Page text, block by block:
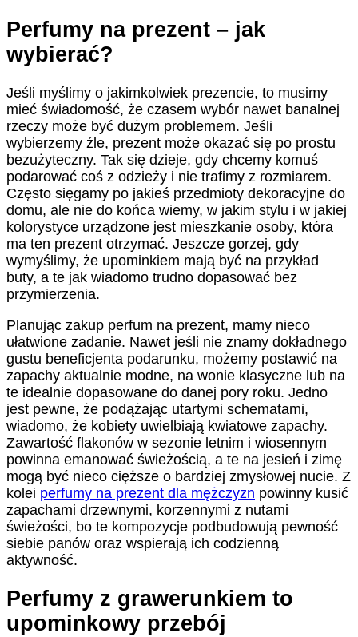
Perfumy na prezent – jak
wybierać?
Jeśli myślimy o jakimkolwiek prezencie, to musimy
mieć świadomość, że czasem wybór nawet banalnej
rzeczy może być dużym problemem. Jeśli
wybierzemy źle, prezent może okazać się po prostu
bezużyteczny. Tak się dzieje, gdy chcemy komuś
podarować coś z odzieży i nie trafimy z rozmiarem.
Często sięgamy po jakieś przedmioty dekoracyjne do
domu, ale nie do końca wiemy, w jakim stylu i w jakiej
kolorystyce urządzone jest mieszkanie osoby, która
ma ten prezent otrzymać. Jeszcze gorzej, gdy
wymyślimy, że upominkiem mają być na przykład
buty, a te jak wiadomo trudno dopasować bez
przymierzenia.
Planując zakup perfum na prezent, mamy nieco
ułatwione zadanie. Nawet jeśli nie znamy dokładnego
gustu beneficjenta podarunku, możemy postawić na
zapachy aktualnie modne, na wonie klasyczne lub na
te idealnie dopasowane do danej pory roku. Jedno
jest pewne, że podążając utartymi schematami,
wiadomo, że kobiety uwielbiają kwiatowe zapachy.
Zawartość flakonów w sezonie letnim i wiosennym
powinna emanować świeżością, a te na jesień i zimę
mogą być nieco cięższe o bardziej zmysłowej nucie. Z
kolei perfumy na prezent dla mężczyzn powinny kusić
zapachami drzewnymi, korzennymi z nutami
świeżości, bo te kompozycje podbudowują pewność
siebie panów oraz wspierają ich codzienną
aktywność.
Perfumy z grawerunkiem to
upominkowy przebój